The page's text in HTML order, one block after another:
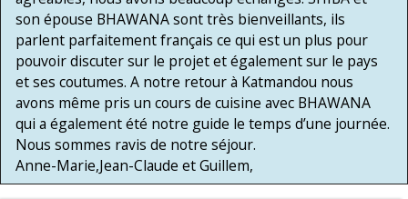
son épouse BHAWANA sont très bienveillants, ils
parlent parfaitement français ce qui est un plus pour
pouvoir discuter sur le projet et également sur le pays
et ses coutumes. A notre retour à Katmandou nous
avons même pris un cours de cuisine avec BHAWANA
qui a également été notre guide le temps d’une journée.
Nous sommes ravis de notre séjour.
Anne-Marie,Jean-Claude et Guillem,